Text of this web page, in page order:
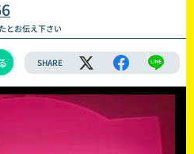
とお伝え下さい
SHARE